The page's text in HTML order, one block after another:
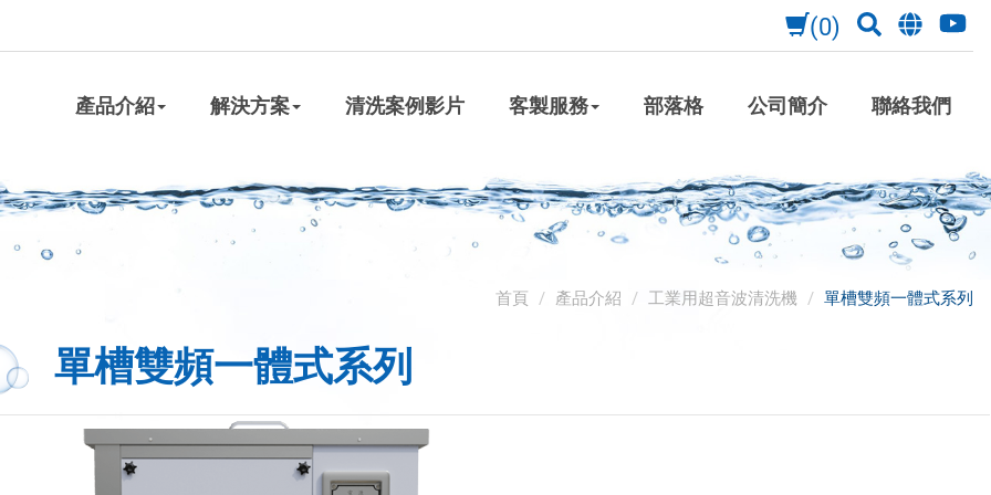
(0)
產品介紹 解決方案 清洗案例影片 客製服務 部落格 公司簡介 聯絡我們
首頁 產品介紹 工業用超音波清洗機 單槽雙頻一體式系列
單槽雙頻一體式系列